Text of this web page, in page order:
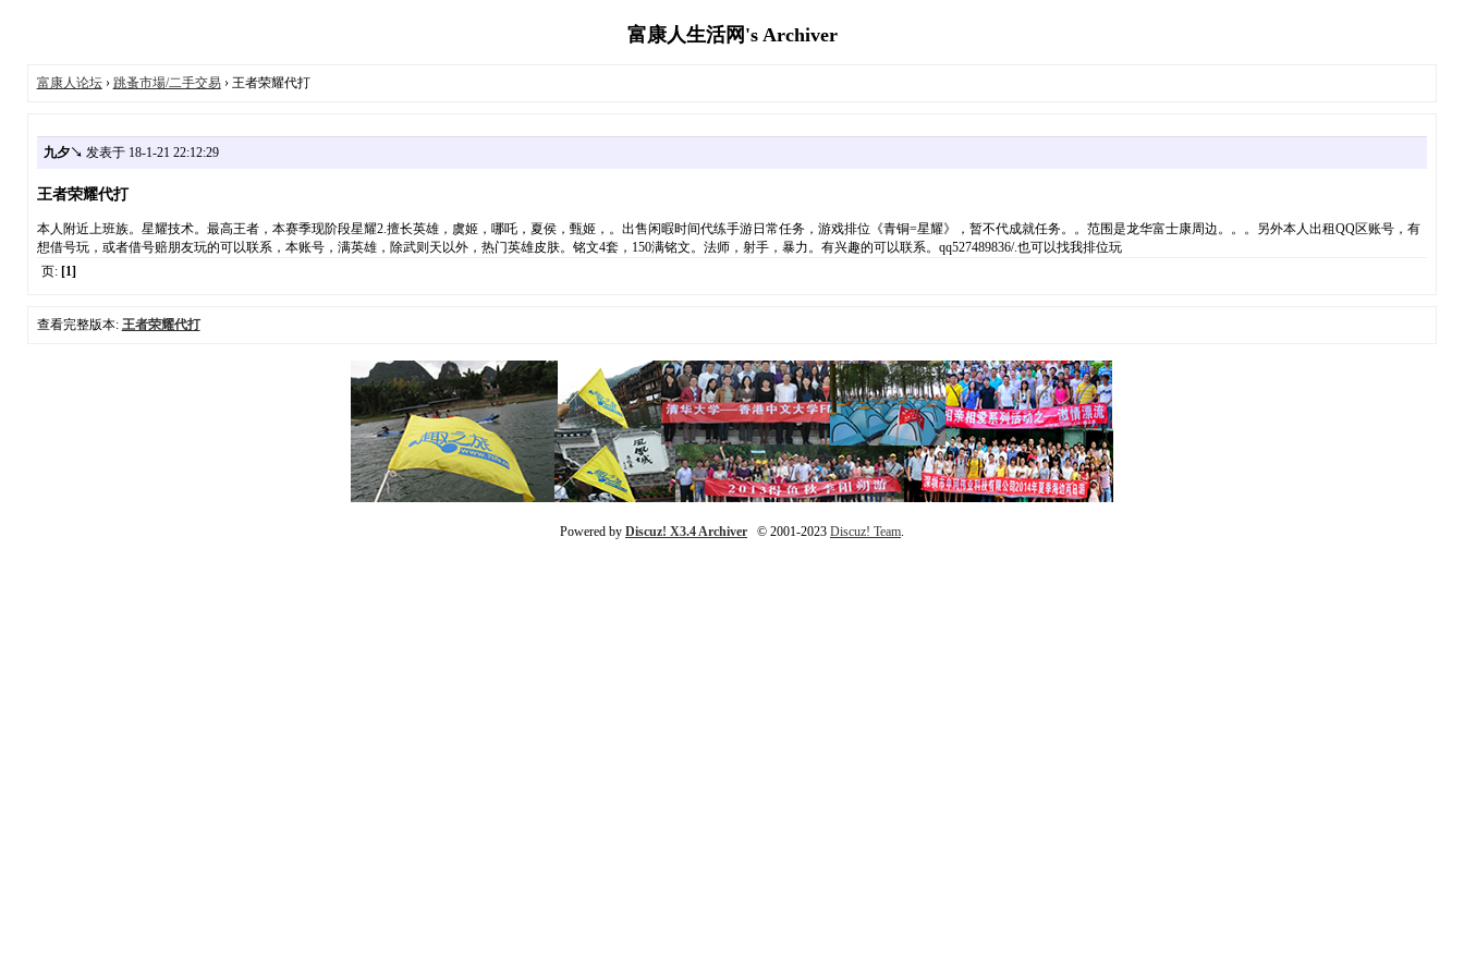
富康人生活网's Archiver
富康人论坛› 跳蚤市場/二手交易› 王者荣耀代打
九夕↘ 发表于 18-1-21 22:12:29
王者荣耀代打
本人附近上班族。星耀技术。最高王者，本赛季现阶段星耀2.擅长英雄，虞姬，哪吒，夏侯，甄姬，。出售闲暇时间代练手游日常任务，游戏排位《青铜=星耀》，暂不代成就任务。。范围是龙华富士康周边。。。另外本人出租QQ区账号，有
想借号玩，或者借号赔朋友玩的可以联系，本账号，满英雄，除武则天以外，热门英雄皮肤。铭文4套，150满铭文。法师，射手，暴力。有兴趣的可以联系。qq527489836/.也可以找我排位玩
页: [1]
查看完整版本: 王者荣耀代打
Powered by Discuz! X3.4 Archiver © 2001-2023 Discuz! Team.